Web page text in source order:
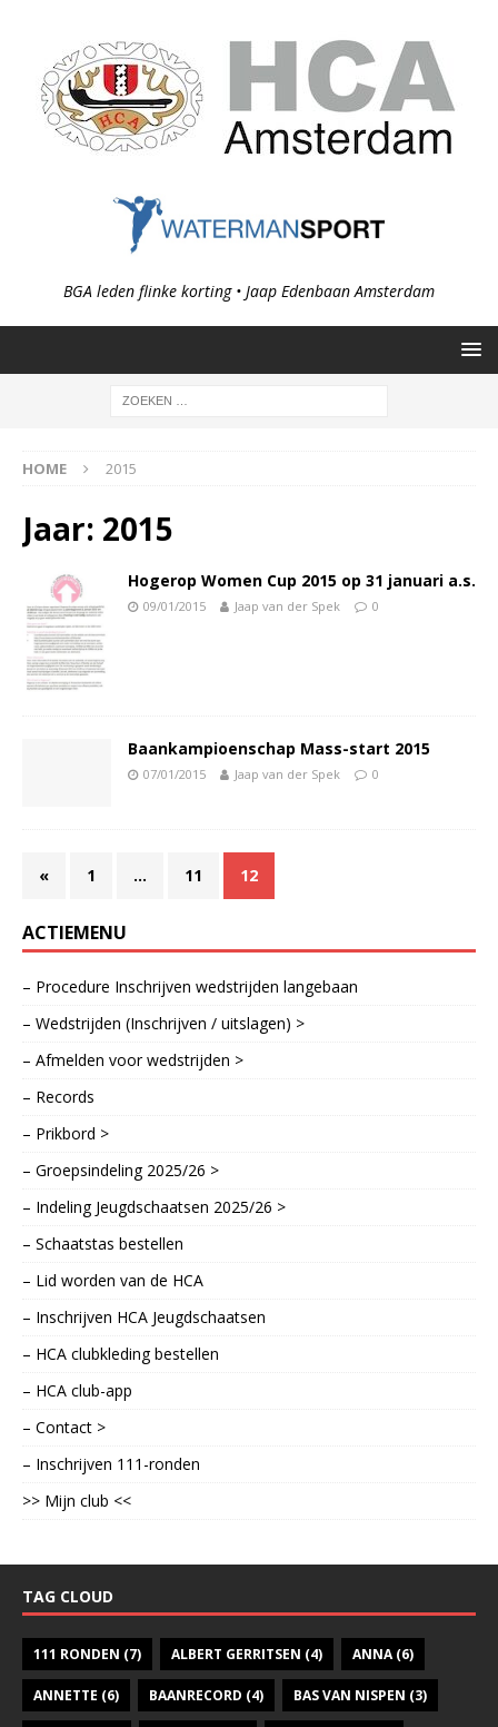
BGA leden flinke korting • Jaap Edenbaan Amsterdam
HOME 2015
Jaar: 2015
Hogerop Women Cup 2015 op 31 januari a.s.
09/01/2015 Jaap van der Spek 0
Baankampioenschap Mass-start 2015
07/01/2015 Jaap van der Spek 0
« 1 … 11 12
ACTIEMENU
– Procedure Inschrijven wedstrijden langebaan
– Wedstrijden (Inschrijven / uitslagen) >
– Afmelden voor wedstrijden >
– Records
– Prikbord >
– Groepsindeling 2025/26 >
– Indeling Jeugdschaatsen 2025/26 >
– Schaatstas bestellen
– Lid worden van de HCA
– Inschrijven HCA Jeugdschaatsen
– HCA clubkleding bestellen
– HCA club-app
– Contact >
– Inschrijven 111-ronden
>> Mijn club <<
TAG CLOUD
111 RONDEN (7) ALBERT GERRITSEN (4) ANNA(6)
ANNETTE (6) BAANRECORD (4) BAS VAN NISPEN (3)